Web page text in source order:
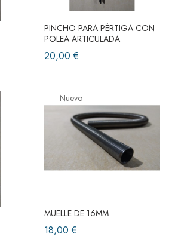
PINCHO PARA PÉRTIGA CON
POLEA ARTICULADA
20,00 €
Nuevo
MUELLE DE 16MM
18,00 €